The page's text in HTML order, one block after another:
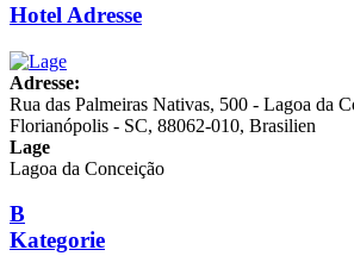
Hotel Adresse
Adresse:
Rua das Palmeiras Nativas, 500 - Lagoa da
Florianópolis - SC, 88062-010, Brasilien
Lage
Lagoa da Conceição
B
Kategorie